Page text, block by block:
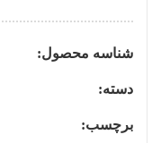
شناسه محصول:
دسته:
برچسب: